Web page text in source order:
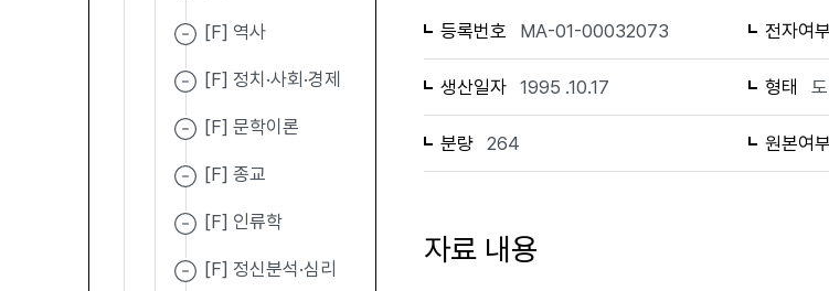
[F] 역사
[F] 정치·사회·경제
[F] 문학이론
[F] 종교
[F] 인류학
[F] 정신분석·심리
등록번호 MA-01-00032073 전자여부
생산일자 1995 .10.17 형태
분량 264 원본여부
자료 내용